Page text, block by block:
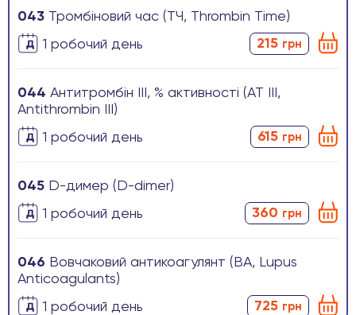
043 Тромбіновий час (ТЧ, Thrombin Time)
1 робочиӣ день
215 грн
044 Антитромбін ІІІ, % активності (АТ III,
Antithrombin III)
1 робочиӣ день
615 грн
045 D-димер (D-dimer)
1 робочиӣ день
360 грн
046 Вовчаковий антикоагулянт (ВА, Lupus
Anticoagulants)
1 робочиӣ день
725 грн